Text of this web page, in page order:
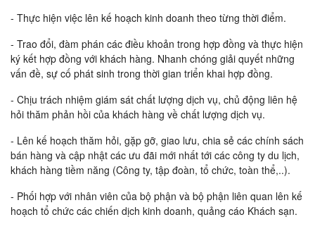
- Thực hiện việc lên kế hoạch kinh doanh theo từng thời điểm.
- Trao đổi, đàm phán các điều khoản trong hợp đồng và thực hiện
ký kết hợp đồng với khách hàng. Nhanh chóng giải quyết những
vấn đề, sự cố phát sinh trong thời gian triển khai hợp đồng.
- Chịu trách nhiệm giám sát chất lượng dịch vụ, chủ động liên hệ
hỏi thăm phản hồi của khách hàng về chất lượng dịch vụ.
- Lên kế hoạch thăm hỏi, gặp gỡ, giao lưu, chia sẻ các chính sách
bán hàng và cập nhật các ưu đãi mới nhất tới các công ty du lịch,
khách hàng tiềm năng (Công ty, tập đoàn, tổ chức, toàn thể,..).
- Phối hợp với nhân viên của bộ phận và bộ phận liên quan lên kế
hoạch tổ chức các chiến dịch kinh doanh, quảng cáo Khách sạn.